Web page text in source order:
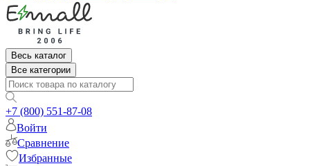
Весь каталог
Все категории
+7 (800) 551-87-08
Войти
Сравнение
Избранные